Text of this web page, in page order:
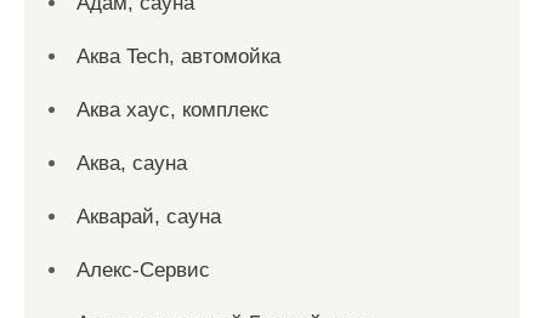
Аква Tech, автомойка
Аква хаус, комплекс
Аква, сауна
Акварай, сауна
Алекс-Сервис